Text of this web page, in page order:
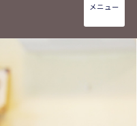
メニュー